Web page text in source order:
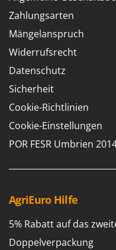
Klimaanlagen –
Knetmaschinen
Knochensägen
Kompressoren -
Kompressoren für
Kreiseleggen
Küchenreiben -
Laubsauger auf
Luftentfeuchter
Luftkühler
E
Echo
EcoFlow
Energy Gruppi
Enotecnica Pillan
Eschenfelder
Eurosystems
F
FAC
Zahlungsarten
Mängelanspruch
Widerrufsrecht
Datenschutz
Sicherheit
Cookie-Richtlinien
Cookie-Einstellungen
POR FESR Umbrien
AgriEuro Hilfe
5% Rabatt auf das
Doppelverpackung